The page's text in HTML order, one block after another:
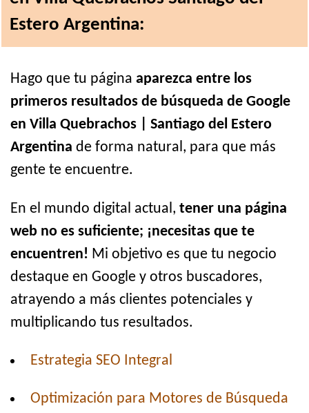
Estero Argentina:
Hago que tu página aparezca entre los
primeros resultados de búsqueda de Google
en Villa Quebrachos | Santiago del Estero
Argentina de forma natural, para que más
gente te encuentre.
En el mundo digital actual, tener una página
web no es suficiente; ¡necesitas que te
encuentren! Mi objetivo es que tu negocio
destaque en Google y otros buscadores,
atrayendo a más clientes potenciales y
multiplicando tus resultados.
Estrategia SEO Integral
Optimización para Motores de Búsqueda